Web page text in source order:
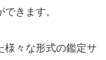
きます。
様々な形式の鑑定サ